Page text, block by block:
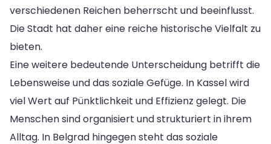
verschiedenen Reichen beherrscht und beeinflusst.
Die Stadt hat daher eine reiche historische Vielfalt zu
bieten.
Eine weitere bedeutende Unterscheidung betrifft die
Lebensweise und das soziale Gefüge. In Kassel wird
viel Wert auf Pünktlichkeit und Effizienz gelegt. Die
Menschen sind organisiert und strukturiert in ihrem
Alltag. In Belgrad hingegen steht das soziale